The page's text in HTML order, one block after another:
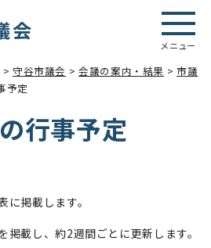
メニュー
> 守谷市議会 >会議の案内・結果 >市議
予定
行事予定
掲載します。
掲載し、約2週間ごとに更新します。